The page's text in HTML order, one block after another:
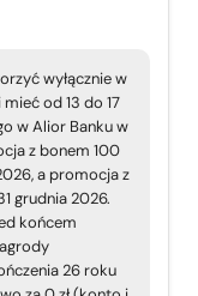
wyłącznie w
od 13 do 17
w Alior Banku w
z bonem 100
a promocja z
grudnia 2026.
końcem
26 roku